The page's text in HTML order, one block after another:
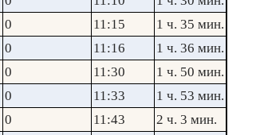
0 11:15
1 ч. 35 мин.
0 11:16
1 ч. 36 мин.
0 11:30
1 ч. 50 мин.
0 11:33
1 ч. 53 мин.
0 11:43
2 ч. 3 мин.